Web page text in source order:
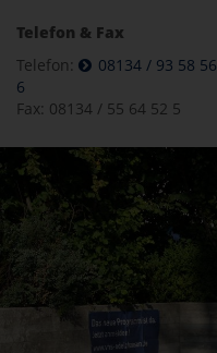
Telefon & Fax
Telefon:
08134 / 93 58 56
6
Fax: 08134 / 55 64 52 5